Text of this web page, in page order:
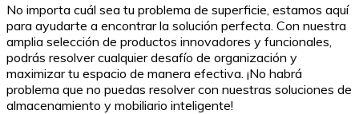
No importa cuál sea tu problema de superficie, estamos aquí
para ayudarte a encontrar la solución perfecta. Con nuestra
amplia selección de productos innovadores y funcionales,
podrás resolver cualquier desafío de organización y
maximizar tu espacio de manera efectiva. ¡No habrá
problema que no puedas resolver con nuestras soluciones de
almacenamiento y mobiliario inteligente!